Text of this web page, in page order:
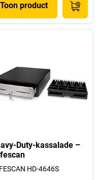
Toon product
Duty-kassalade –
HD-4646S